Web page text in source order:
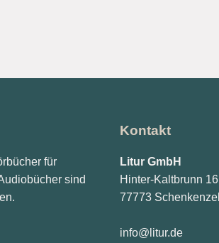
für
sind
Kontakt
Litur GmbH
Hinter-Kaltbrunn 16
77773 Schenkenzell
info@litur.de